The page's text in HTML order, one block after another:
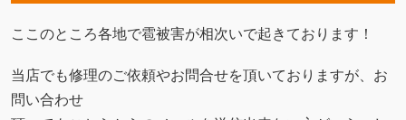
ここのところ各地で雹被害が相次いで起きております！
当店でも修理のご依頼やお問合せを頂いておりますが、お
問い合わせ